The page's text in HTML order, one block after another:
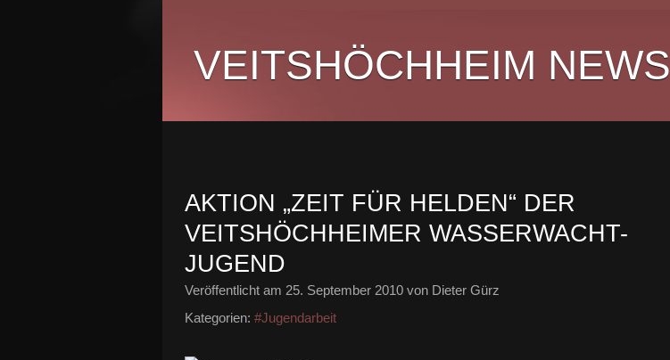
VEITSHÖCHHEIM NEWS
AKTION „ZEIT FÜR HELDEN“ DER
VEITSHÖCHHEIMER WASSERWACHT-
JUGEND
Veröffentlicht am 25. September 2010 von Dieter Gürz
Kategorien: #Jugendarbeit